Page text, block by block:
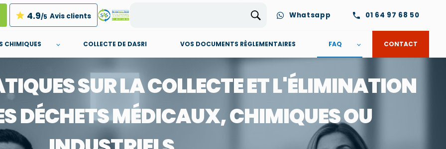
4.9/5 Avis clients Whatsapp 01 64 97 68 50
CHIMIQUES COLLECTE DE DASRI VOS DOCUMENTS RÈGLEMENTAIRES FAQ CONTACT
SUR LA COLLECTE ET L'ÉLIMINATION
DÉCHETS MÉDICAUX, CHIMIQUES OU